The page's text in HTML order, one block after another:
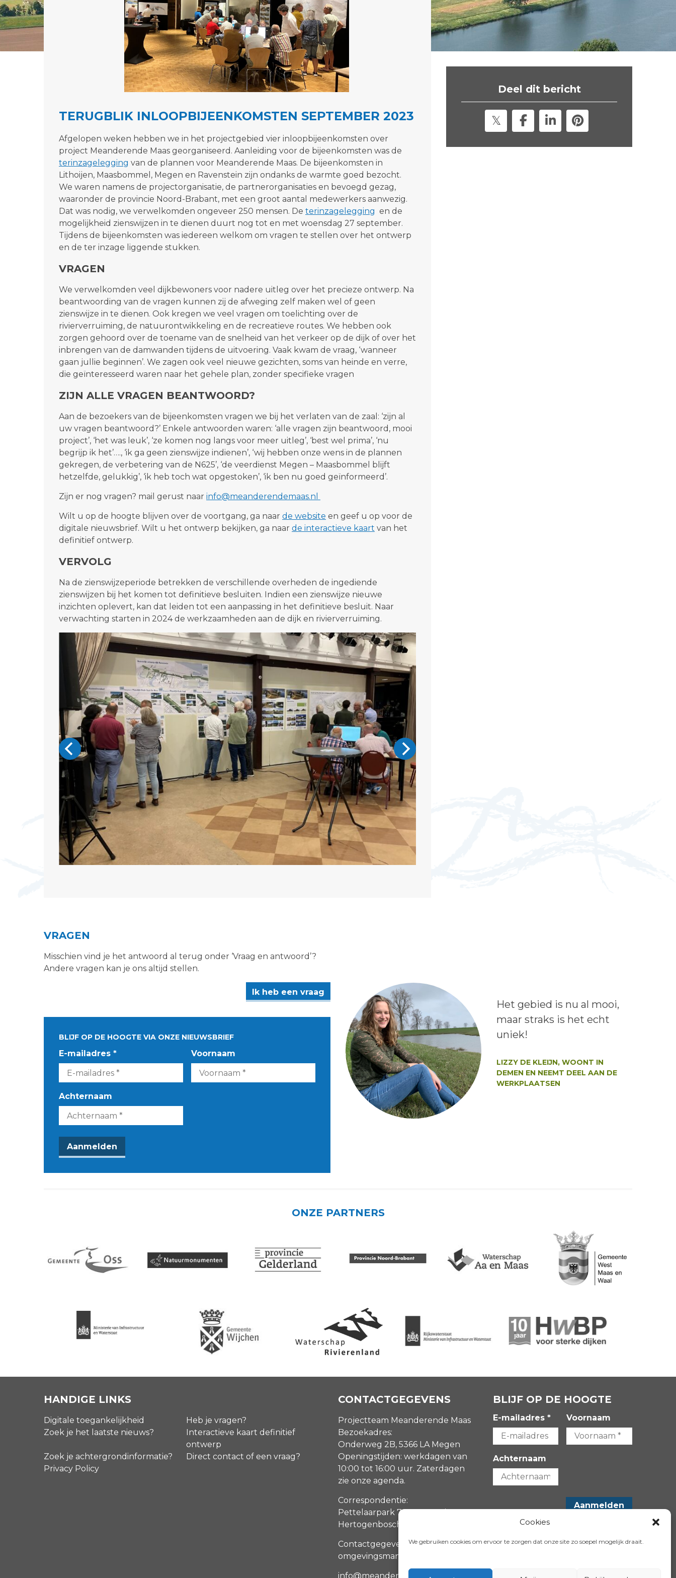
Cookies
We gebruiken cookies om ervoor te zorgen dat onze site zo soepel mogelijk draait.
TERUGBLIK INLOOPBIJEENKOMSTEN SEPTEMBER 2023
Afgelopen weken hebben we in het projectgebied vier inloopbijeenkomsten over
project Meanderende Maas georganiseerd. Aanleiding voor de bijeenkomsten was de
terinzagelegging van de plannen voor Meanderende Maas. De bijeenkomsten in
Lithoijen, Maasbommel, Megen en Ravenstein zijn ondanks de warmte goed bezocht.
We waren namens de projectorganisatie, de partnerorganisaties en bevoegd gezag,
waaronder de provincie Noord-Brabant, met een groot aantal medewerkers aanwezig.
Dat was nodig, we verwelkomden ongeveer 250 mensen. De terinzagelegging en de
mogelijkheid zienswijzen in te dienen duurt nog tot en met woensdag 27 september.
Tijdens de bijeenkomsten was iedereen welkom om vragen te stellen over het ontwerp
en de ter inzage liggende stukken.
VRAGEN
We verwelkomden veel dijkbewoners voor nadere uitleg over het precieze ontwerp. Na
beantwoording van de vragen kunnen zij de afweging zelf maken wel of geen
zienswijze in te dienen. Ook kregen we veel vragen om toelichting over de
rivierverruiming, de natuurontwikkeling en de recreatieve routes. We hebben ook
zorgen gehoord over de toename van de snelheid van het verkeer op de dijk of over het
inbrengen van de damwanden tijdens de uitvoering. Vaak kwam de vraag, ‘wanneer
gaan jullie beginnen’. We zagen ook veel nieuwe gezichten, soms van heinde en verre,
die geïnteresseerd waren naar het gehele plan, zonder specifieke vragen
ZIJN ALLE VRAGEN BEANTWOORD?
Aan de bezoekers van de bijeenkomsten vragen we bij het verlaten van de zaal: ‘zijn al
uw vragen beantwoord?’ Enkele antwoorden waren: ‘alle vragen zijn beantwoord, mooi
project’, ‘het was leuk’, ‘ze komen nog langs voor meer uitleg’, ‘best wel prima’, ‘nu
begrijp ik het’…., ‘ik ga geen zienswijze indienen’, ‘wij hebben onze wens in de plannen
gekregen, de verbetering van de N625’, ‘de veerdienst Megen – Maasbommel blijft
hetzelfde, gelukkig’, ‘ik heb toch wat opgestoken’, ‘ik ben nu goed geïnformeerd’.
Zijn er nog vragen? mail gerust naar info@meanderendemaas.nl
Wilt u op de hoogte blijven over de voortgang, ga naar de website en geef u op voor de
digitale nieuwsbrief. Wilt u het ontwerp bekijken, ga naar de interactieve kaart van het
definitief ontwerp.
VERVOLG
Na de zienswijzeperiode betrekken de verschillende overheden de ingediende
zienswijzen bij het komen tot definitieve besluiten. Indien een zienswijze nieuwe
inzichten oplevert, kan dat leiden tot een aanpassing in het definitieve besluit. Naar
verwachting starten in 2024 de werkzaamheden aan de dijk en rivierverruiming.
Deel dit bericht
VRAGEN
Misschien vind je het antwoord al terug onder ‘Vraag en antwoord’?
Andere vragen kan je ons altijd stellen.
Ik heb een vraag
BLIJF OP DE HOOGTE VIA ONZE NIEUWSBRIEF
E-mailadres * Voornaam
Achternaam
Lees het bericht:
Het gebied is nu al mooi,
maar straks is het echt
uniek!
LIZZY DE KLEIJN, WOONT IN
DEMEN EN NEEMT DEEL AAN DE
WERKPLAATSEN
ONZE PARTNERS
HANDIGE LINKS
Digitale toegankelijkheid
Heb je vragen?
Zoek je het laatste nieuws?
Interactieve kaart definitief
ontwerp
Zoek je achtergrondinformatie?
Direct contact of een vraag?
Privacy Policy
CONTACTGEGEVENS
Projectteam Meanderende Maas
Bezoekadres:
Onderweg 2B, 5366 LA Megen
Openingstijden: werkdagen van
10:00 tot 16:00 uur. Zaterdagen
zie onze agenda.
Correspondentie:
Pettelaarpark 70, 5216 PP ‘s-
Hertogenbosch
Contactgegevens
omgevingsmanagers
info@meanderendemaas.nl
BLIJF OP DE HOOGTE
E-mailadres * Voornaam
Achternaam